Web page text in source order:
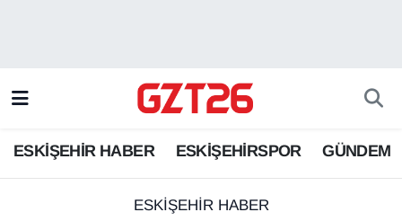
ESKİŞEHİR HABER ESKİŞEHİRSPOR GÜNDEM
ESKİŞEHİR HABER
ESKİŞEHİRSPOR
GÜNDEM
Odunpazarı Trafik Yoğunluk Haritası
Süper Lig Puan Durumu ve Fikstür
Tüm Manşetler